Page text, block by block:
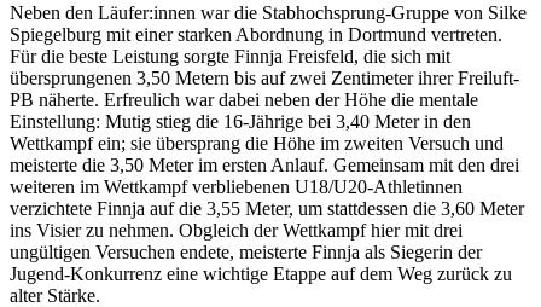
Neben den Läufer:innen war die Stabhochsprung-Gruppe von Silke
Spiegelburg mit einer starken Abordnung in Dortmund vertreten.
Für die beste Leistung sorgte Finnja Freisfeld, die sich mit
übersprungenen 3,50 Metern bis auf zwei Zentimeter ihrer Freiluft-
PB näherte. Erfreulich war dabei neben der Höhe die mentale
Einstellung: Mutig stieg die 16-Jährige bei 3,40 Meter in den
Wettkampf ein; sie übersprang die Höhe im zweiten Versuch und
meisterte die 3,50 Meter im ersten Anlauf. Gemeinsam mit den drei
weiteren im Wettkampf verbliebenen U18/U20-Athletinnen
verzichtete Finnja auf die 3,55 Meter, um stattdessen die 3,60 Meter
ins Visier zu nehmen. Obgleich der Wettkampf hier mit drei
ungültigen Versuchen endete, meisterte Finnja als Siegerin der
Jugend-Konkurrenz eine wichtige Etappe auf dem Weg zurück zu
alter Stärke.